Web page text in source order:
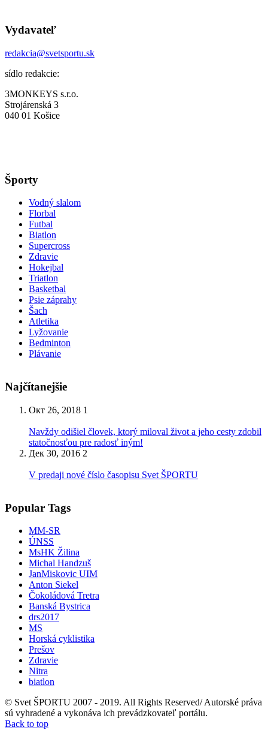
Vydavateľ
redakcia@svetsportu.sk
sídlo redakcie:
3MONKEYS s.r.o.
Strojárenská 3
040 01 Košice
Športy
Vodný slalom
Florbal
Futbal
Biatlon
Supercross
Zdravie
Hokejbal
Triatlon
Basketbal
Psie záprahy
Šach
Atletika
Lyžovanie
Bedminton
Plávanie
Najčítanejšie
Окт 26, 2018 1
Navždy odišiel človek, ktorý miloval život a jeho cesty zdobil
statočnosťou pre radosť iným!
Дек 30, 2016 2
V predaji nové číslo časopisu Svet ŠPORTU
Popular Tags
MM-SR
ÚNSS
MsHK Žilina
Michal Handzuš
JanMiskovic UIM
Anton Siekel
Čokoládová Tretra
Banská Bystrica
drs2017
MS
Horská cyklistika
Prešov
Zdravie
Nitra
biatlon
© Svet ŠPORTU 2007 - 2019. All Rights Reserved/ Autorské práva
sú vyhradené a vykonáva ich prevádzkovateľ portálu.
Back to top